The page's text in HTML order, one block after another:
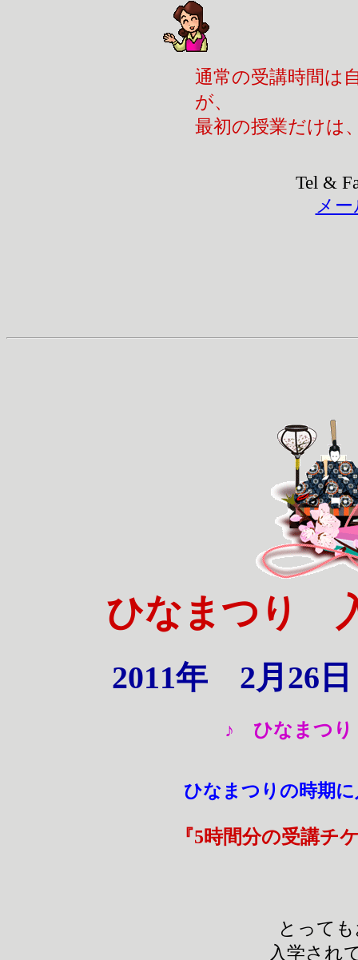
通常の受講時間は
が、
最初の授業だけは
Tel &
メ
ひなまつり
2011年 2月26日
♪ ひなまつ
ひなまつりの時期
『5時間分の受講チ
とって
入学され